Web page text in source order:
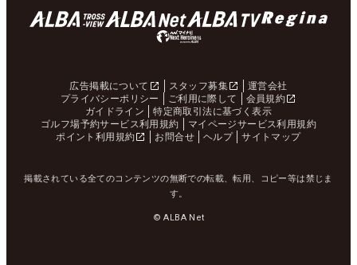
広告掲載について スタッフ募集
運営会社
プライバシーポリシー
ご利用に際して
会員規約
ガイドライン
特定商取引法に基づく表示
ゴルフ場予約サービス利用規約
マイページサービス利用規約
ポイント利用規約
お問合せ ヘルプ サイトマップ
掲載されている全てのコンテンツの無断での転載、転用、コピー等は禁じま
す。
© ALBA Net